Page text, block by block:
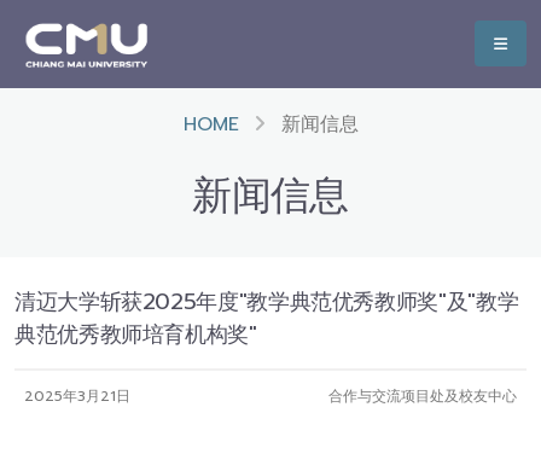
HOME 新闻信息
新闻信息
清迈大学斩获2025年度"教学典范优秀教师奖"及"教学
典范优秀教师培育机构奖"
2025年3月21日 合作与交流项目处及校友中心